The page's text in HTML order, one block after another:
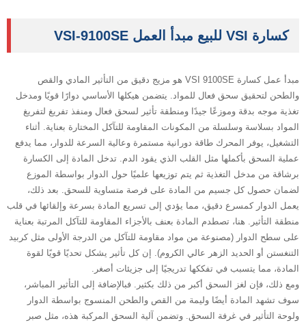
كسارة VSI للبيع مبدأ العمل VSI-9100SE
مبدأ عمل كسارة VSI 9100SE هو مزيج دقيق من التأثير المادي والقص
والطحن لتحقيق سحق فعال للمواد. يتضمن هيكلها الأساسي دوارًا قويًا ومدخل
تغذية موجه بدقة وموزعًا جيدًا ومنطقة تأثير لسحق فعال ومنفذ تفريغ لتفريغ
المواد بسلاسة وسلسلة من المكونات المقاومة للتآكل المختارة بعناية. أثناء
التشغيل، يوفر المحرك طاقة دورانية مستمرة وعالية السرعة للدوار، مما يدفع
عملية السحق بأكملها مثل القلب الذي يقود الدم. تدخل المادة إلى الكسارة
برشاقة من مدخل التغذية ثم يتم توزيعها علميًا حول الدوار بواسطة الموزع
لضمان حصول كل جسيم من المادة على فرصة متساوية للسحق. بعد ذلك،
يعمل الدوار كمسرع دقيق، مما يؤدي إلى تسريع المادة بسرعة وإلقائها في قلب
منطقة التأثير. هنا، تصطدم المادة بعنف بالأجزاء المقاومة للتآكل المرتبة بعناية
على سطح الدوار (مصنوعة من مواد مقاومة للتآكل من الدرجة الأولى مثل كربيد
التنغستن أو الحديد الزهر عالي الكروم). إن كل تأثير يشكل تحديًا قويًا لقوة
المادة، مما يتسبب في تفككها تدريجيًا إلى جزيئات أصغر.
ومع ذلك، فإن لغز السحق أكبر من ذلك بكثير. فبالإضافة إلى التأثير المباشر،
سوف تشهد المادة أيضًا وليمة من القص والطحن المنسوج بواسطة الدوار
ولوحة التأثير في غرفة السحق. وتضمن آلية السحق المركبة هذه، مثل صبر